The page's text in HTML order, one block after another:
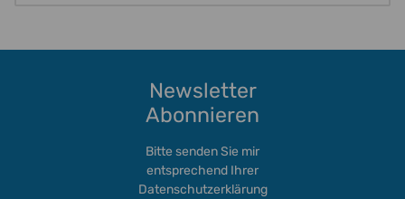
Newsletter
Abonnieren
Bitte senden Sie mir
entsprechend Ihrer
Datenschutzerklärung